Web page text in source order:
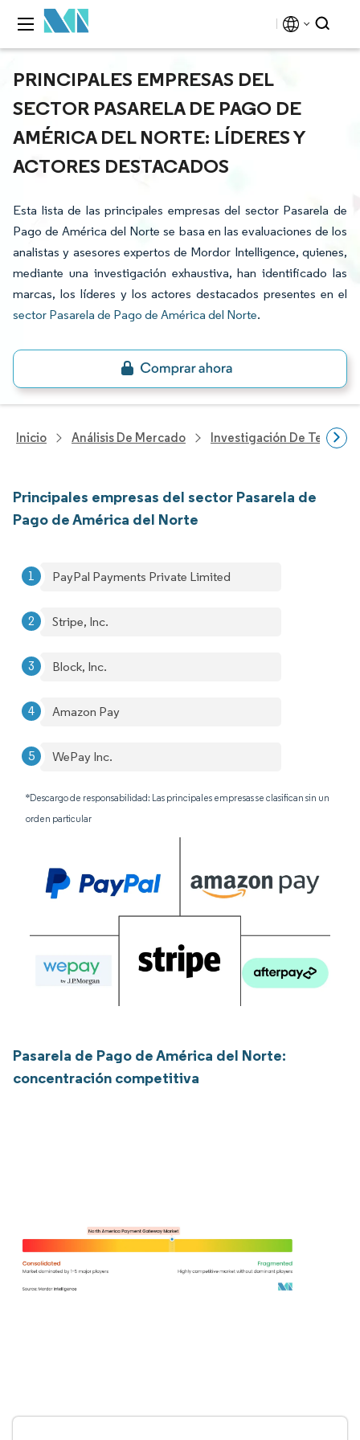
PRINCIPALES EMPRESAS DEL
SECTOR PASARELA DE PAGO DE
AMÉRICA DEL NORTE: LÍDERES Y
ACTORES DESTACADOS
Esta lista de las principales empresas del sector Pasarela de
Pago de América del Norte se basa en las evaluaciones de los
analistas y asesores expertos de Mordor Intelligence, quienes,
mediante una investigación exhaustiva, han identificado las
marcas, los líderes y los actores destacados presentes en el
sector Pasarela de Pago de América del Norte.
Inicio Análisis De Mercado Investigación De
Principales empresas del sector Pasarela de
Pago de América del Norte
PayPal Payments Private Limited
Stripe, Inc.
Block, Inc.
Amazon Pay
WePay Inc.
*Descargo de responsabilidad: Las principales empresas se clasifican sin un
orden particular
Pasarela de Pago de América del Norte:
concentración competitiva